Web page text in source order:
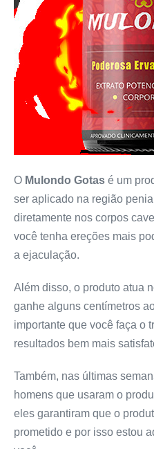
O Mulondo Gotas é um
ser aplicado na região
diretamente nos corpos
você tenha ereções mais
a ejaculação.
Além disso, o produto atua
ganhe alguns centímetros
importante que você faça o
resultados bem mais
Também, nas últimas
homens que usaram o
eles garantiram que o
prometido e por isso estou